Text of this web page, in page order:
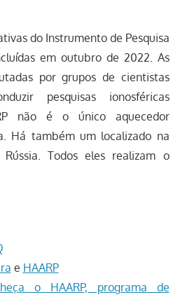
do Instrumento de Pesquisa
em outubro de 2022. As
por grupos de cientistas
pesquisas ionosféricas
não é o único aquecedor
Há também um localizado na
Todos eles realizam o
e HAARP
o HAARP, programa de